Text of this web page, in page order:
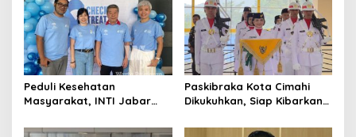
Peduli Kesehatan
Masyarakat, INTI Jabar
Prostat
Paskibraka Kota Cimahi
Dikukuhkan, Siap Kibarkan
Cimahi